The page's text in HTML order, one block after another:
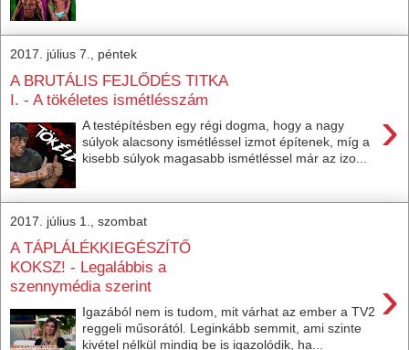
2017. július 7., péntek
A BRUTÁLIS FEJLŐDÉS TITKA
I. - A tökéletes ismétlésszám
›
A testépítésben egy régi dogma, hogy a nagy
súlyok alacsony ismétléssel izmot építenek, míg a
kisebb súlyok magasabb ismétléssel már az izo...
2017. július 1., szombat
A TÁPLÁLÉKKIEGÉSZÍTŐ
KOKSZ! - Legalábbis a
szennymédia szerint
›
Igazából nem is tudom, mit várhat az ember a TV2
reggeli műsorától. Leginkább semmit, ami szinte
kivétel nélkül mindig be is igazolódik, ha...